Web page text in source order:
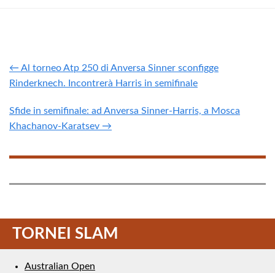
← Al torneo Atp 250 di Anversa Sinner sconfigge
Rinderknech. Incontrerà Harris in semifinale
Sfide in semifinale: ad Anversa Sinner-Harris, a Mosca
Khachanov-Karatsev →
TORNEI SLAM
Australian Open